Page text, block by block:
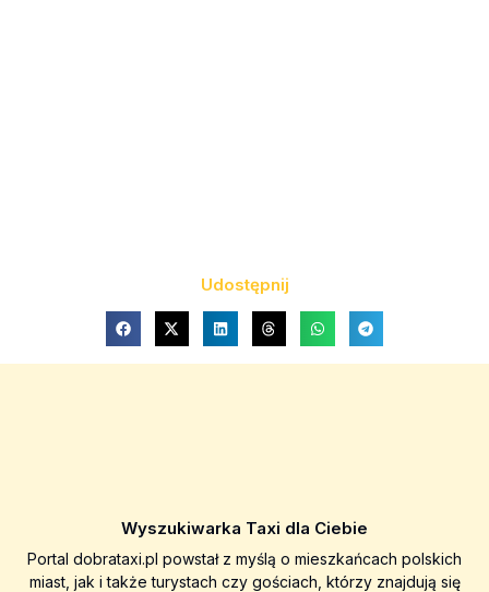
Udostępnij
Wyszukiwarka Taxi dla Ciebie
Portal dobrataxi.pl powstał z myślą o mieszkańcach polskich
miast, jak i także turystach czy gościach, którzy znajdują się